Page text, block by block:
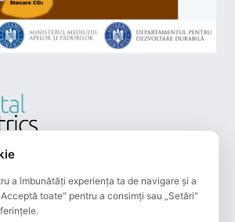
a îmbunătăți experiența ta de navigare și a
toate" pentru a consimți sau „Setări"